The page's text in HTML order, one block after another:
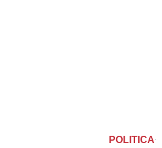
POLITICA·